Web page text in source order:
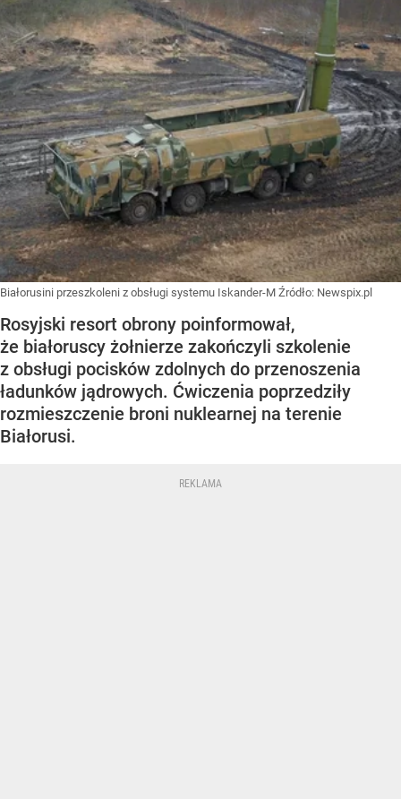
Białorusini przeszkoleni z obsługi systemu Iskander-M Źródło: Newspix.pl
Rosyjski resort obrony poinformował,
że białoruscy żołnierze zakończyli szkolenie
z obsługi pocisków zdolnych do przenoszenia
ładunków jądrowych. Ćwiczenia poprzedziły
rozmieszczenie broni nuklearnej na terenie
Białorusi.